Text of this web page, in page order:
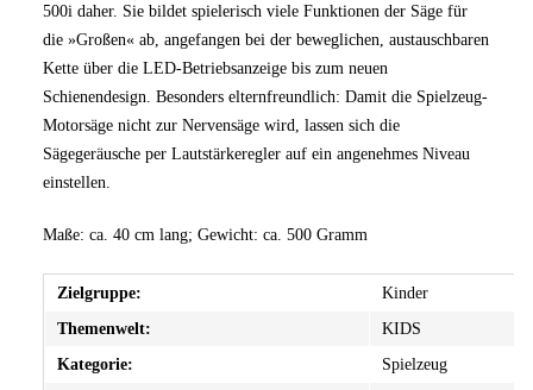
500i daher. Sie bildet spielerisch viele Funktionen der Säge für
die »Großen« ab, angefangen bei der beweglichen, austauschbaren
Kette über die LED-Betriebsanzeige bis zum neuen
Schienendesign. Besonders elternfreundlich: Damit die Spielzeug-
Motorsäge nicht zur Nervensäge wird, lassen sich die
Sägegeräusche per Lautstärkeregler auf ein angenehmes Niveau
einstellen.
Maße: ca. 40 cm lang; Gewicht: ca. 500 Gramm
Zielgruppe:
Kinder
Themenwelt:
KIDS
Kategorie:
Spielzeug